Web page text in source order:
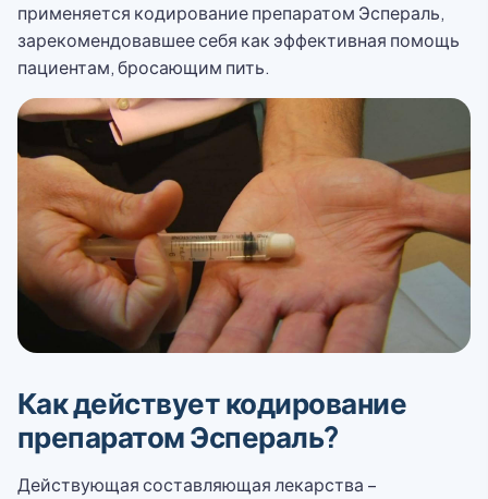
применяется кодирование препаратом Эспераль,
зарекомендовавшее себя как эффективная помощь
пациентам, бросающим пить.
Как действует кодирование
препаратом Эспераль?
Действующая составляющая лекарства –